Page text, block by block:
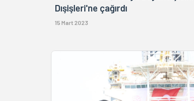
Dışişleri'ne çağırdı
15 Mart 2023